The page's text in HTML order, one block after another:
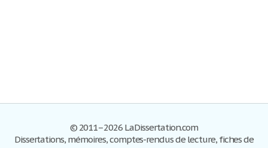
© 2011–2026 LaDissertation.com
Dissertations, mémoires, comptes-rendus de lecture, fiches de